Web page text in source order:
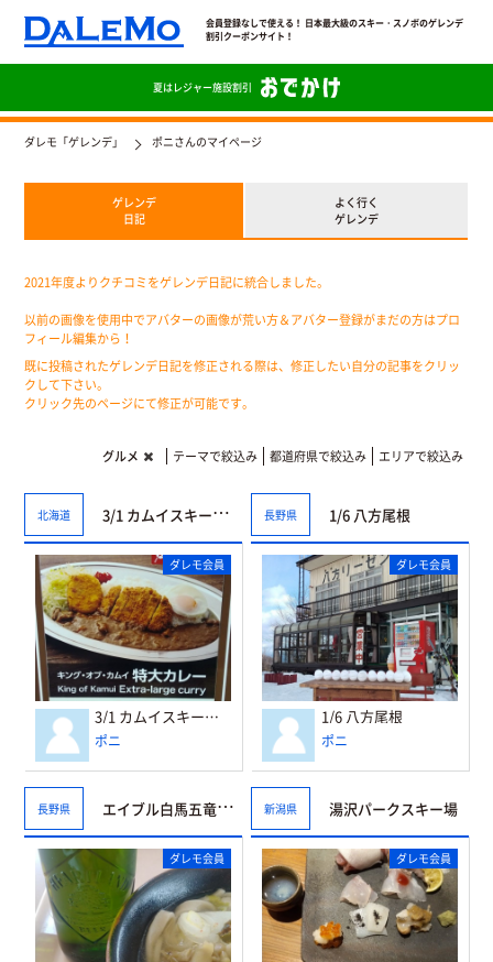
会員登録なしで使える！ 日本最大級のスキー・スノボのゲレンデ
割引クーポンサイト！
夏はレジャー施設割引
ダレモ「ゲレンデ」 ポニさんのマイページ
ゲレンデ
日記
よく行く
ゲレンデ
2021年度よりクチコミをゲレンデ日記に統合しました。
以前の画像を使用中でアバターの画像が荒い方＆アバター登録がまだの方はプロ
フィール編集から！
既に投稿されたゲレンデ日記を修正される際は、修正したい自分の記事をクリッ
クして下さい。
クリック先のページにて修正が可能です。
グルメ テーマで絞込み 都道府県で絞込み エリアで絞込み
北海道 3/1 カムイスキーリンクス
ダレモ会員
3/1 カムイスキーリンクス
ポニ
長野県 1/6 八方尾根
ダレモ会員
1/6 八方尾根
ポニ
長野県 エイブル白馬五竜スキー場
ダレモ会員
新潟県 湯沢パークスキー場
ダレモ会員